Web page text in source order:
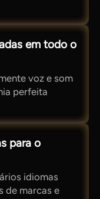
em todo o
voz e som
perfeita
para o
idiomas
de marcas e